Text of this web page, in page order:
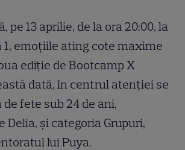
pe 13 aprilie, de la ora 20:00, la
1, emoțiile ating cote maxime
ediție de Bootcamp X
dată, în centrul atenției se
fete sub 24 de ani,
Delia, și categoria Grupuri,
lui Puya.